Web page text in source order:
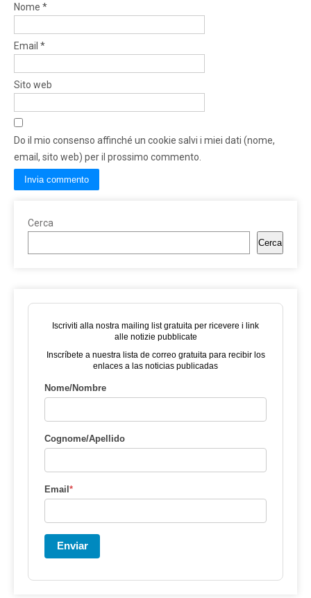
Nome *
Email *
Sito web
Do il mio consenso affinché un cookie salvi i miei dati (nome,
email, sito web) per il prossimo commento.
Cerca
Cerca
Iscriviti alla nostra mailing list gratuita per ricevere i link
alle notizie pubblicate
Inscríbete a nuestra lista de correo gratuita para recibir los
enlaces a las noticias publicadas
Nome/Nombre
Cognome/Apellido
Email*
Enviar